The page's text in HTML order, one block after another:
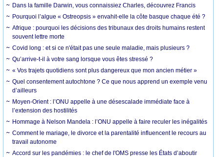
Dans la famille Darwin, vous connaissiez Charles, découvrez Francis
Pourquoi l’algue « Ostreopsis » envahit-elle la côte basque chaque été ?
Afrique : pourquoi les décisions des tribunaux des droits humains restent
souvent lettre morte
Covid long : et si ce n'était pas une seule maladie, mais plusieurs ?
Qu’arrive-t-il à votre sang lorsque vous êtes stressé ?
« Vos trajets quotidiens sont plus dangereux que mon ancien métier »
Quel consentement autochtone ? Ce que nous apprend un exemple venu
d’ailleurs
Moyen-Orient : l’ONU appelle à une désescalade immédiate face à
l’extension des hostilités
Hommage à Nelson Mandela : l’ONU appelle à faire reculer les inégalités
Comment le mariage, le divorce et la parentalité influencent le recours au
travail autonome
Accord sur les pandémies : le chef de l'OMS presse les États d’aboutir